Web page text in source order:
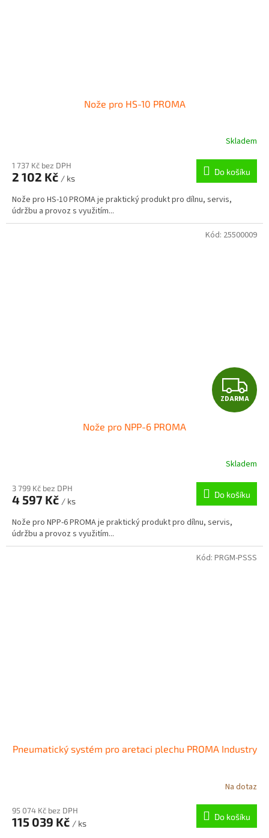
Nože pro HS-10 PROMA
Skladem
1 737 Kč bez DPH
2 102 Kč / ks
Do košíku
Nože pro HS-10 PROMA je praktický produkt pro dílnu, servis,
údržbu a provoz s využitím...
Z
D
R
M
A
ZDARMA
Nože pro NPP-6 PROMA
Skladem
3 799 Kč bez DPH
4 597 Kč / ks
Do košíku
Nože pro NPP-6 PROMA je praktický produkt pro dílnu, servis,
údržbu a provoz s využitím...
Kód: 25500009
Pneumatický systém pro aretaci plechu PROMA Industry
Na dotaz
95 074 Kč bez DPH
115 039 Kč / ks
Do košíku
Kód: PRGM-PSSS